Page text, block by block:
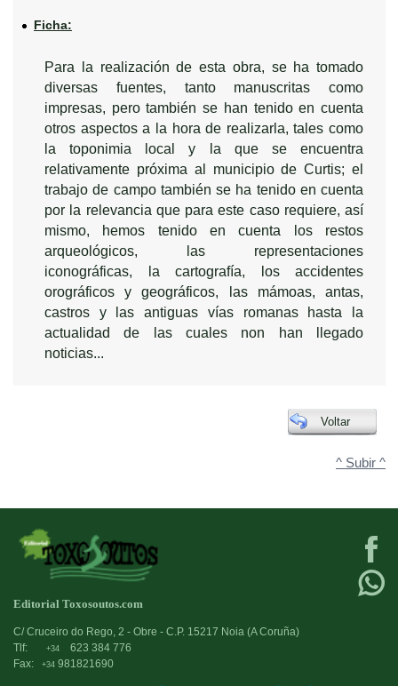
Ficha:
Para la realización de esta obra, se ha tomado
diversas fuentes, tanto manuscritas como
impresas, pero también se han tenido en cuenta
otros aspectos a la hora de realizarla, tales como
la toponimia local y la que se encuentra
relativamente próxima al municipio de Curtis; el
trabajo de campo también se ha tenido en cuenta
por la relevancia que para este caso requiere, así
mismo, hemos tenido en cuenta los restos
arqueológicos, las representaciones
iconográficas, la cartografía, los accidentes
orográficos y geográficos, las mámoas, antas,
castros y las antiguas vías romanas hasta la
actualidad de las cuales non han llegado
noticias...
Voltar
^ Subir ^
Editorial Toxosoutos.com
C/ Cruceiro do Rego, 2 - Obre - C.P. 15217 Noia (A Coruña)
Tlf:
+34
623 384 776
Fax:
+34 981821690